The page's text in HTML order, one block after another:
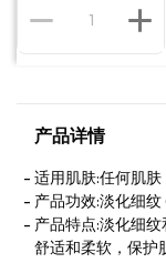
产品详情
适用肌肤:任何肌肤
产品功效:淡化细纹
产品特点:淡化细
舒适和柔软，保护